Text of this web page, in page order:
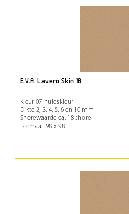
E.V.A. Lavero Skin 18
Kleur 07 huidskleur
Dikte 2, 3, 4, 5, 6 en 10 mm
Shorewaarde ca. 18 shore
Formaat 98 x 98